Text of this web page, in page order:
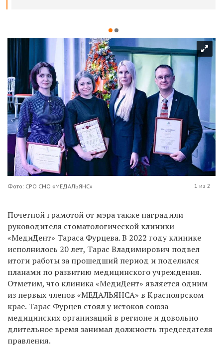
Фото: СРО СМО «МЕДАЛЬЯНС» 1 из 2
Почетной грамотой от мэра также наградили
руководителя стоматологической клиники
«МедиДент» Тараса Фурцева. В 2022 году клинике
исполнилось 20 лет, Тарас Владимирович подвел
итоги работы за прошедший период и поделился
планами по развитию медицинского учреждения.
Отметим, что клиника«МедиДент» является одним
из первых членов «МЕДАЛЬЯНСА» в Красноярском
крае. Тарас Фурцев стоял у истоков союза
медицинских организаций в регионе и довольно
длительное время занимал должность председателя
правления.